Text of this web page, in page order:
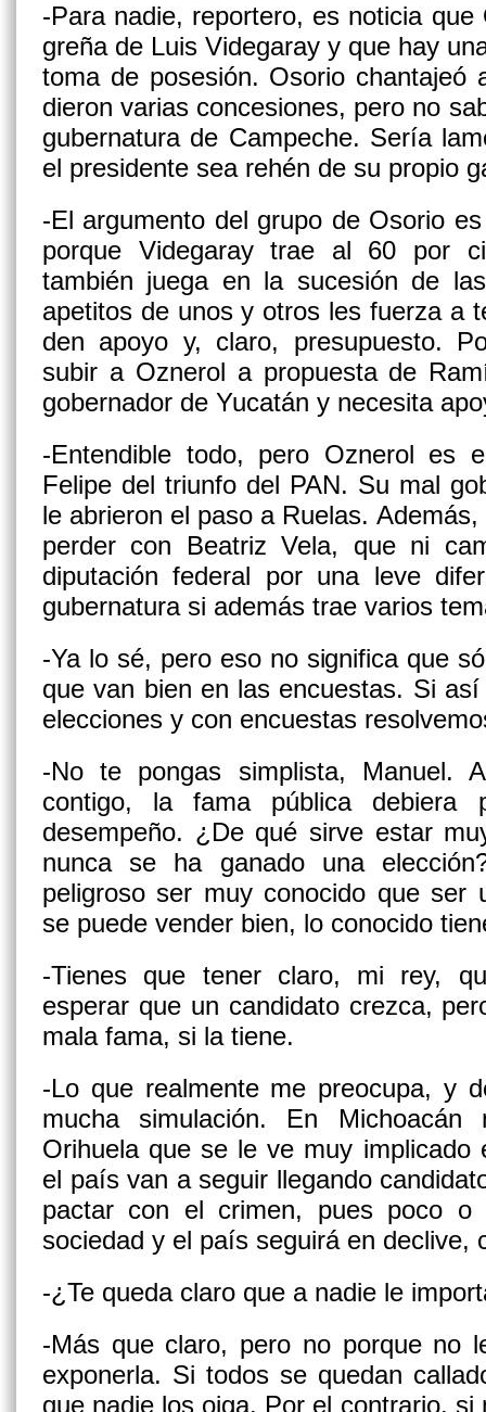
-Para nadie, reportero, es noticia
greña de Luis Videgaray y que hay
toma de posesión. Osorio chantajeó
dieron varias concesiones, pero no
gubernatura de Campeche. Sería
el presidente sea rehén de su propio
-El argumento del grupo de Osorio
porque Videgaray trae al 60 por
también juega en la sucesión de
apetitos de unos y otros les fuerza a
den apoyo y, claro, presupuesto.
subir a Oznerol a propuesta de
gobernador de Yucatán y necesita
-Entendible todo, pero Oznerol es
Felipe del triunfo del PAN. Su mal
le abrieron el paso a Ruelas.
perder con Beatriz Vela, que ni
diputación federal por una leve
gubernatura si además trae varios
-Ya lo sé, pero eso no significa que
que van bien en las encuestas. Si
elecciones y con encuestas
-No te pongas simplista, Manuel.
contigo, la fama pública
desempeño. ¿De qué sirve estar
nunca se ha ganado una
peligroso ser muy conocido que ser
se puede vender bien, lo conocido
-Tienes que tener claro, mi rey,
esperar que un candidato crezca,
mala fama, si la tiene.
-Lo que realmente me preocupa, y
mucha simulación. En
Orihuela que se le ve muy implicado
el país van a seguir llegando
pactar con el crimen, pues poco o
sociedad y el país seguirá en declive,
-¿Te queda claro que a nadie le
-Más que claro, pero no porque no
exponerla. Si todos se quedan
que nadie los oiga. Por el contrario,